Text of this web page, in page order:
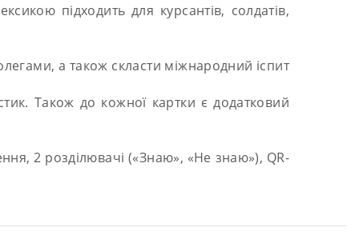
підходить для курсантів, солдатів,
а також скласти міжнародний іспит
Також до кожної картки є додатковий
2 розділювачі («Знаю», «Не знаю»), QR-